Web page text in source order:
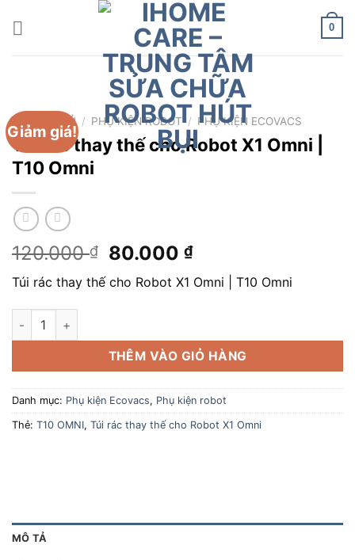
0
Giảm giá!
TRANG CHỦ / PHỤ KIỆN ROBOT / PHỤ KIỆN ECOVACS
Túi rác thay thế cho Robot X1 Omni |
T10 Omni
120.000₫
Giá
gốc
là:
80.000₫Giá
hiện
tại
Túi rác thay thế cho Robot X1 Omni | T10 Omni
Túi rác thay thế cho Robot X1 Omni | T10 Omni số lượng
THÊM VÀO GIỎ HÀNG
Danh mục: Phụ kiện Ecovacs, Phụ kiện robot
Thẻ: T10 OMNI, Túi rác thay thế cho Robot X1 Omni
MÔ TẢ